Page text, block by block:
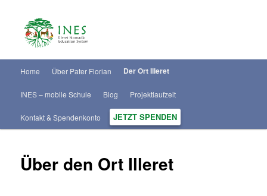
m
Zum
Inhalt
wechseln
Home Über Pater Florian Der Ort Illeret
INES – mobile Schule Blog Projektlaufzeit
Kontakt & Spendenkonto JETZT SPENDEN
Über den Ort Illeret